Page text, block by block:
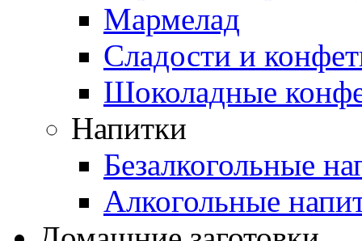
Мармелад
Сладости и
Шоколадные
Напитки
Безалкогольные
Алкогольные